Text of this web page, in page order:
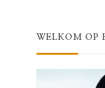
WELKOM OP